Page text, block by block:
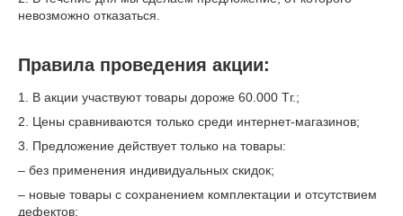
невозможно отказаться.
Правила проведения акции:
1. В акции участвуют товары дороже 60.000 Тг.;
2. Цены сравниваются только среди интернет-магазинов;
3. Предложение действует только на товары:
– без применения индивидуальных скидок;
– новые товары с сохранением комплектации и отсутствием
дефектов;